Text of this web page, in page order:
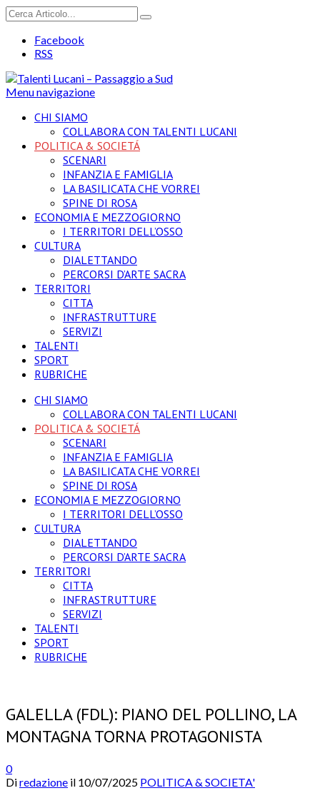
Facebook
RSS
Menu navigazione
CHI SIAMO
COLLABORA CON TALENTI LUCANI
POLITICA & SOCIETÁ
SCENARI
INFANZIA E FAMIGLIA
LA BASILICATA CHE VORREI
SPINE DI ROSA
ECONOMIA E MEZZOGIORNO
I TERRITORI DELL’OSSO
CULTURA
DIALETTANDO
PERCORSI D’ARTE SACRA
TERRITORI
CITTA
INFRASTRUTTURE
SERVIZI
TALENTI
SPORT
RUBRICHE
CHI SIAMO
COLLABORA CON TALENTI LUCANI
POLITICA & SOCIETÁ
SCENARI
INFANZIA E FAMIGLIA
LA BASILICATA CHE VORREI
SPINE DI ROSA
ECONOMIA E MEZZOGIORNO
I TERRITORI DELL’OSSO
CULTURA
DIALETTANDO
PERCORSI D’ARTE SACRA
TERRITORI
CITTA
INFRASTRUTTURE
SERVIZI
TALENTI
SPORT
RUBRICHE
GALELLA (FDL): PIANO DEL POLLINO, LA
MONTAGNA TORNA PROTAGONISTA
0
Diredazione il 10/07/2025 POLITICA & SOCIETA'